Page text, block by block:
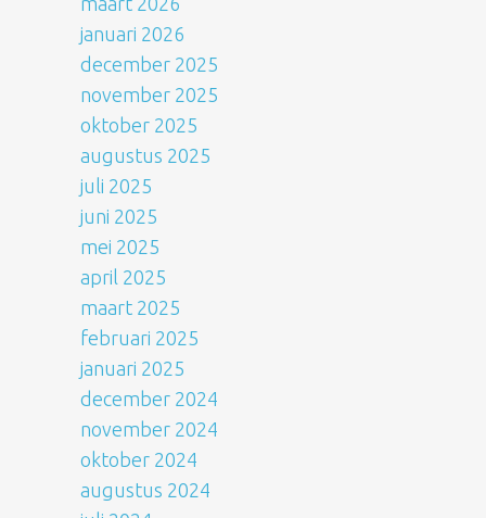
januari 2026
december 2025
november 2025
oktober 2025
augustus 2025
juli 2025
juni 2025
mei 2025
april 2025
maart 2025
februari 2025
januari 2025
december 2024
november 2024
oktober 2024
augustus 2024